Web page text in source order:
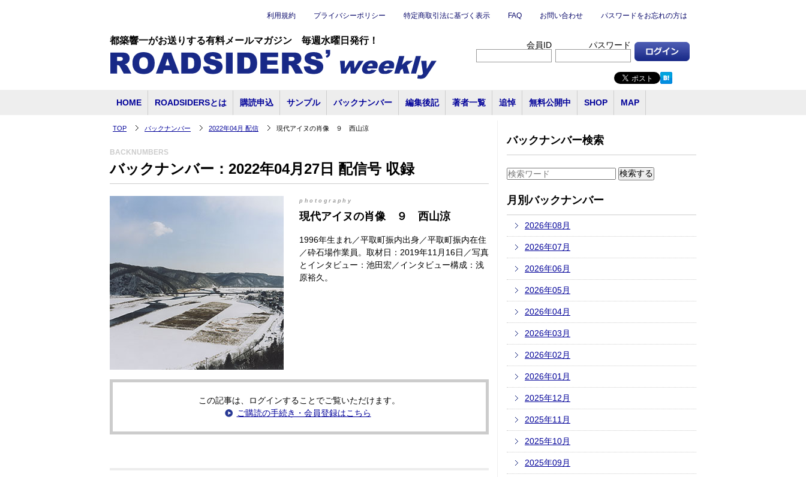
都築響一がお送りする有料メールマガジン 毎週水曜日発行！
利用規約 プライバシーポリシー 特定商取引法に基づく表示 FAQ お問い合わせ パスワードをお忘れの方は
会員ID パスワード
HOME ROADSIDERSとは 購読申込 サンプル バックナンバー 編集後記 著者一覧 追悼 無料公開中 SHOP MAP
TOP バックナンバー 2022年04月 配信 現代アイヌの肖像 ９ 西山涼
BACKNUMBERS
バックナンバー：2022年04月27日 配信号 収録
photography
現代アイヌの肖像 ９ 西山涼
1996年生まれ／平取町振内出身／平取町振内在住
／砕石場作業員。取材日：2019年11月16日／写真
とインタビュー：池田宏／インタビュー構成：浅
原裕久。
この記事は、ログインすることでご覧いただけます。
ご購読の手続き・会員登録はこちら
バックナンバー検索
月別バックナンバー
2026年08月
2026年07月
2026年06月
2026年05月
2026年04月
2026年03月
2026年02月
2026年01月
2025年12月
2025年11月
2025年10月
2025年09月